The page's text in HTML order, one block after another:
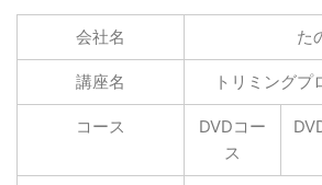
会社名 た
講座名 トリミングプ
コース
DVDコー
ス